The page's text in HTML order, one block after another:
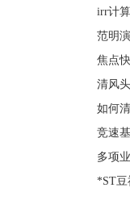
irr计
范明
焦点
清风
如何
竞速
多项
*ST豆